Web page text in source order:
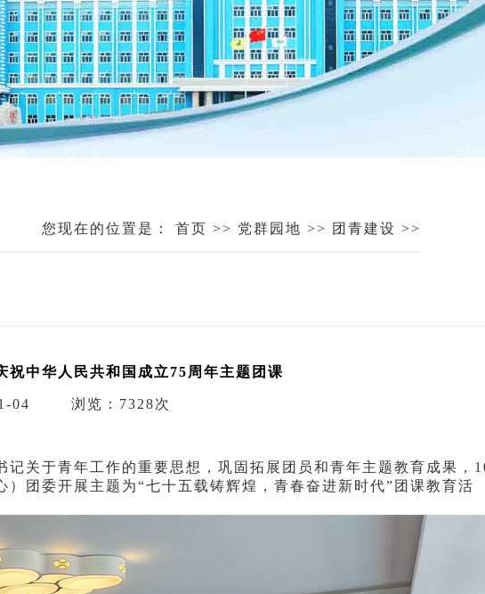
您现在的位置是： 首页 >> 党群园地 >> 团青建设 >>
祝中华人民共和国成立75周年主题团课
04 浏览：7328次
于青年工作的重要思想，巩固拓展团员和青年主题教育成果，
团委开展主题为“七十五载铸辉煌，青春奋进新时代”团课教育活